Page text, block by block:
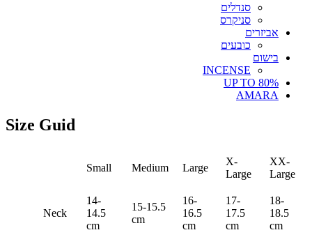
סנדלים
סניקרס
אביזרים
כובעים
בישום
INCENSE
UP TO 80%
AMARA
Size Guid
Small Medium Large
X-
Large
XX-
Large
Neck
14-
14.5
cm
15-15.5
cm
16-
16.5
cm
17-
17.5
cm
18-
18.5
cm